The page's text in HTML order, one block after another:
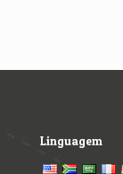
Linguagem